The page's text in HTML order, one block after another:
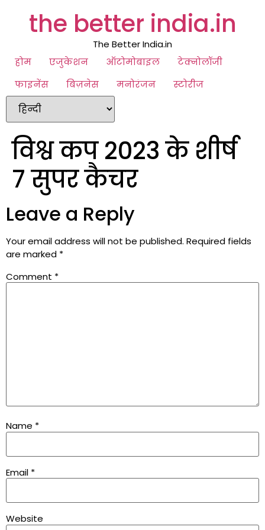
the better india.in
The Better India.in
होम
एजुकेशन ऑटोमोबाइल
टेक्नोलॉजी
फाइनेंस
बिज़नेस मनोरंजन स्टोरीज
विश्व कप 2023 के शीर्ष
7 सुपर कैचर
Leave a Reply
Your email address will not be published. Required fields
are marked *
Comment *
Name *
Email *
Website